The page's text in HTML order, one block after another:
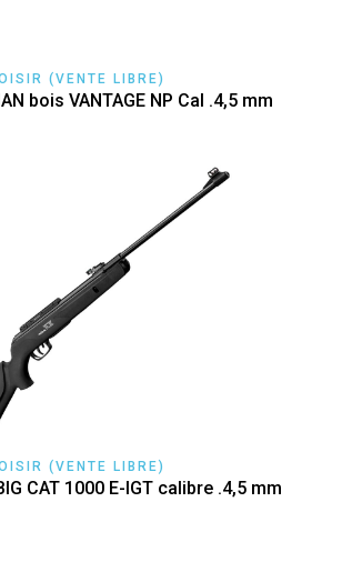
(VENTE LIBRE)
bois VANTAGE NP Cal .4,5 mm
(VENTE LIBRE)
CAT 1000 E-IGT calibre .4,5 mm